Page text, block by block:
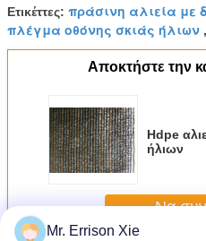
Ετικέττες: πράσινη αλιεία με
πλέγμα οθόνης σκιάς ήλιων ,
Αποκτήστε την
Hdpe
ήλιων
Να
Mr. Errison Xie